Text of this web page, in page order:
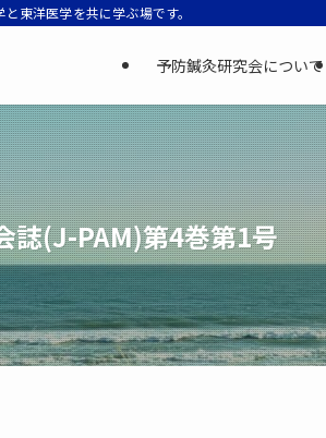
東洋医学を共に学ぶ場です。
予防鍼灸研究会について
誌(J-PAM)第4巻第1号